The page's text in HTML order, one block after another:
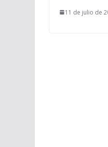
11 de julio de